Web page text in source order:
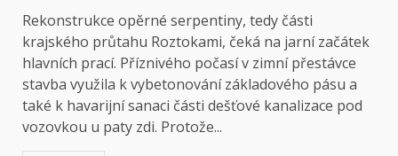
Rekonstrukce opěrné serpentiny, tedy části
krajského průtahu Roztokami, čeká na jarní začátek
hlavních prací. Příznivého počasí v zimní přestávce
stavba využila k vybetonování základového pásu a
také k havarijní sanaci části dešťové kanalizace pod
vozovkou u paty zdi. Protože...